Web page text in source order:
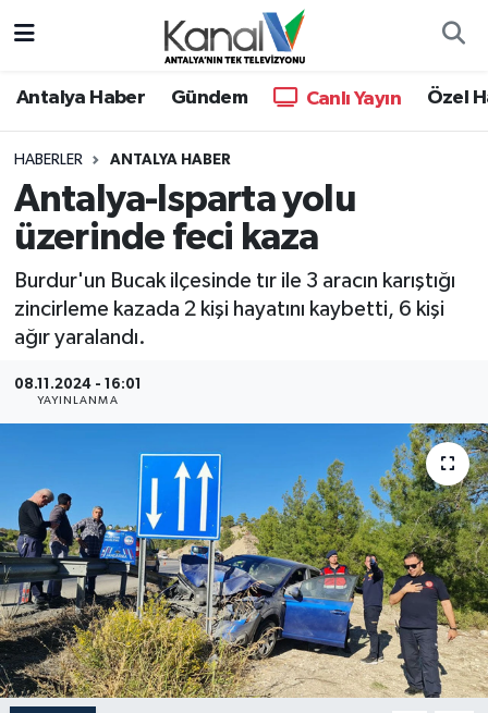
Antalya Haber Gündem Canlı Yayın Özel
HABERLER ANTALYA HABER
Antalya-Isparta yolu
üzerinde feci kaza
Burdur'un Bucak ilçesinde tır ile 3 aracın karıştığı
zincirleme kazada 2 kişi hayatını kaybetti, 6 kişi
ağır yaralandı.
08.11.2024 - 16:01
YAYINLANMA
Antalya Haber
Dünya
Eğitim
Ekonomi
Haber Kuşakları
Haberler
KANALV Spor
Kültür Sanat
Magazin
Hava Durumu
Trafik Durumu
Süper Lig Puan Durumu ve Fikstür
Tüm Manşetler